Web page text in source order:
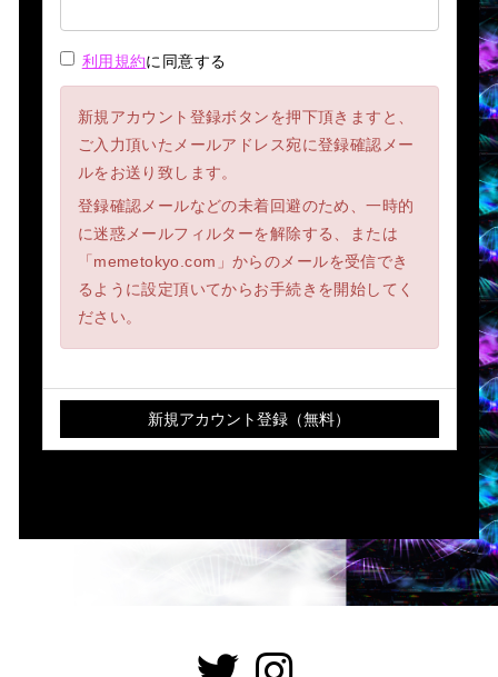
利用規約に同意する
新規アカウント登録ボタンを押下頂きますと、
ご入力頂いたメールアドレス宛に登録確認メー
ルをお送り致します。
登録確認メールなどの未着回避のため、一時的
に迷惑メールフィルターを解除する、または
「memetokyo.com」からのメールを受信でき
るように設定頂いてからお手続きを開始してく
ださい。